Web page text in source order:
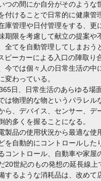
つの間にか自分がそのよう
付けることで日常的に健康管
庫管理や日付管理をする、
期限を考慮して献立の提案
全てを自動管理してしまおう
ピーカーによる入口の陣取り
今では個々人の日常生活の
変わっている。
日、日常生活のあらゆる場
は物理的な物というパラレ
ら、デバイス、センサー、
的多くを握ることになる。
製品の使用状況から最適な
を自動的にコントロールし
コントロール、自動車や家
20世紀のもの発想の延長線上
するような消耗品は、改め